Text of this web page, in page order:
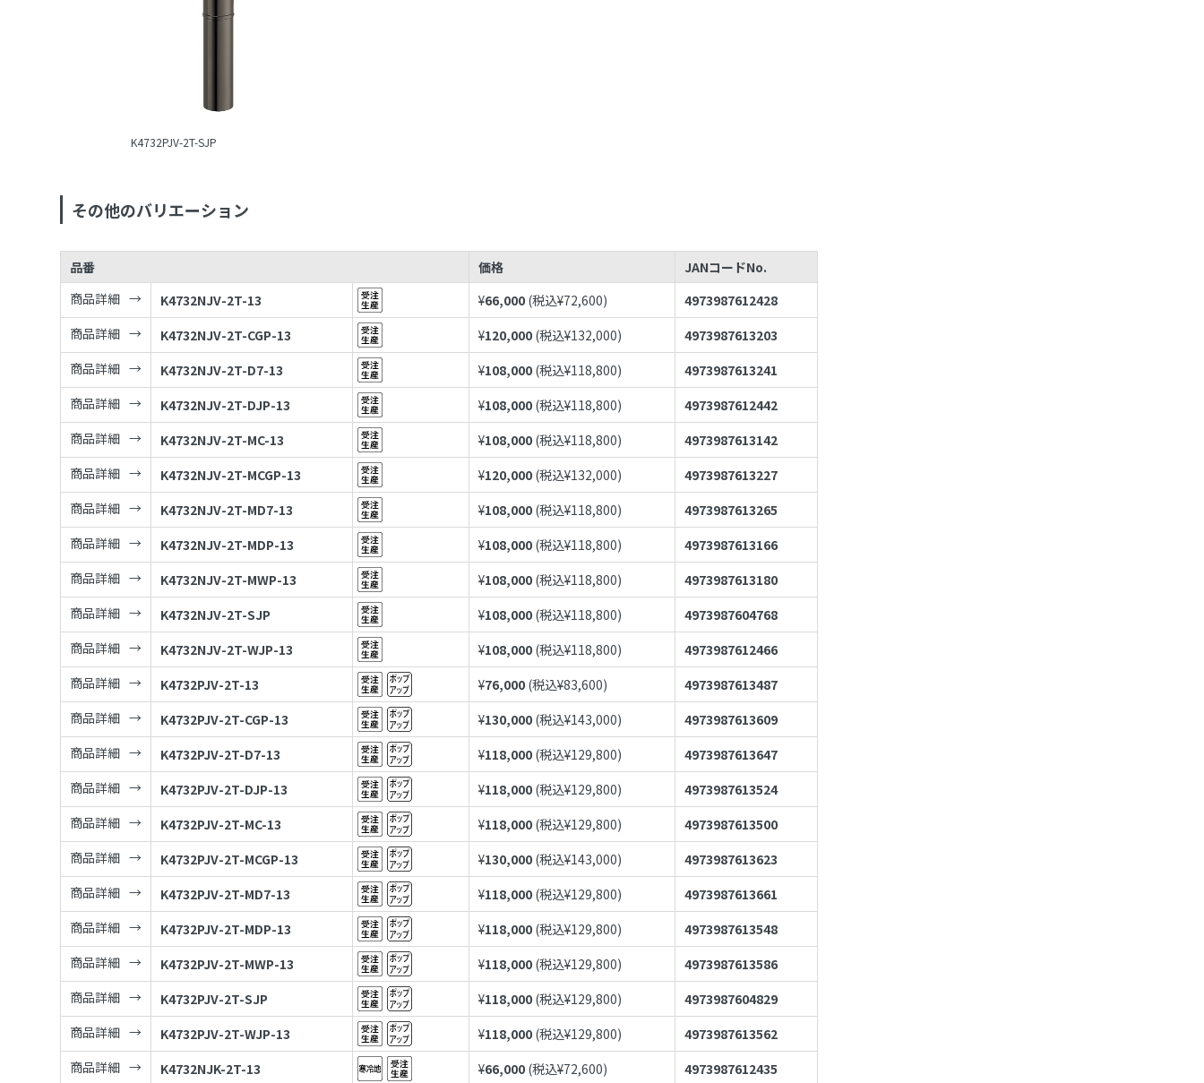
K4732PJV-2T-SJP
その他のバリエーション
品番 価格
JANコードNo.
商品詳細
K4732NJV-2T-13 ¥66,000 (税込¥72,600)
4973987612428
商品詳細
K4732NJV-2T-CGP-13 ¥120,000 (税込¥132,000)
4973987613203
商品詳細
K4732NJV-2T-D7-13 ¥108,000 (税込¥118,800)
4973987613241
商品詳細
K4732NJV-2T-DJP-13 ¥108,000 (税込¥118,800)
4973987612442
商品詳細
K4732NJV-2T-MC-13 ¥108,000 (税込¥118,800)
4973987613142
商品詳細
K4732NJV-2T-MCGP-13 ¥120,000 (税込¥132,000)
4973987613227
商品詳細
K4732NJV-2T-MD7-13 ¥108,000 (税込¥118,800)
4973987613265
商品詳細
K4732NJV-2T-MDP-13 ¥108,000 (税込¥118,800)
4973987613166
商品詳細
K4732NJV-2T-MWP-13 ¥108,000 (税込¥118,800)
4973987613180
商品詳細
K4732NJV-2T-SJP ¥108,000 (税込¥118,800)
4973987604768
商品詳細
K4732NJV-2T-WJP-13 ¥108,000 (税込¥118,800)
4973987612466
商品詳細
K4732PJV-2T-13 ¥76,000 (税込¥83,600)
4973987613487
商品詳細
K4732PJV-2T-CGP-13 ¥130,000 (税込¥143,000)
4973987613609
商品詳細
K4732PJV-2T-D7-13 ¥118,000 (税込¥129,800)
4973987613647
商品詳細
K4732PJV-2T-DJP-13 ¥118,000 (税込¥129,800)
4973987613524
商品詳細
K4732PJV-2T-MC-13 ¥118,000 (税込¥129,800)
4973987613500
商品詳細
K4732PJV-2T-MCGP-13 ¥130,000 (税込¥143,000)
4973987613623
商品詳細
K4732PJV-2T-MD7-13 ¥118,000 (税込¥129,800)
4973987613661
商品詳細
K4732PJV-2T-MDP-13 ¥118,000 (税込¥129,800)
4973987613548
商品詳細
K4732PJV-2T-MWP-13 ¥118,000 (税込¥129,800)
4973987613586
商品詳細
K4732PJV-2T-SJP ¥118,000 (税込¥129,800)
4973987604829
商品詳細
K4732PJV-2T-WJP-13 ¥118,000 (税込¥129,800)
4973987613562
商品詳細
K4732NJK-2T-13 ¥66,000 (税込¥72,600) 4973987612435